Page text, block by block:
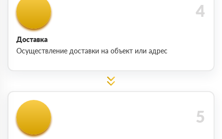
Доставка
Осуществление доставки на объект или адрес